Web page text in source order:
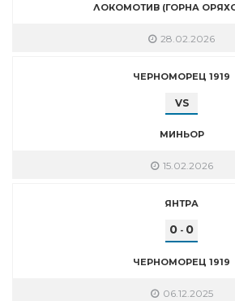
ЛОКОМОТИВ (ГОРНА
28.02.2026
ЧЕРНОМОРЕЦ 1919
VS
МИНЬОР
15.02.2026
ЯНТРА
0 - 0
ЧЕРНОМОРЕЦ 1919
06.12.2025